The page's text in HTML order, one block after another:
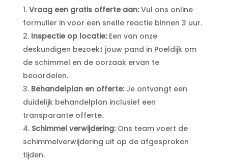
Vraag een gratis offerte aan:Vul ons online
formulier in voor een snelle reactie binnen 3 uur.​
Inspectie op locatie:Een van onze
deskundigen bezoekt jouw pand in Poeldijk om
de schimmel en de oorzaak ervan te
beoordelen.​
Behandelplan en offerte:Je ontvangt een
duidelijk behandelplan inclusief een
transparante offerte.​
Schimmel verwijdering:Ons team voert de
schimmelverwijdering uit op de afgesproken
tijden.​